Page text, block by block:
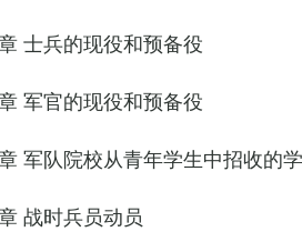
士兵的现役和预备役
军官的现役和预备役
军队院校从青年学生中招收的
战时兵员动员